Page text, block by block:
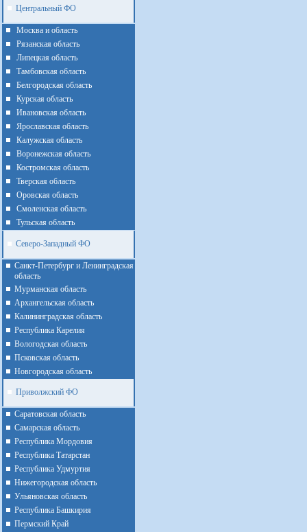
Центральный ФО
Москва и область
Рязанская область
Липецкая область
Тамбовская область
Белгородская область
Курская область
Ивановская область
Ярославская область
Калужская область
Воронежская область
Костромская область
Тверская область
Оровская область
Смоленская область
Тульская область
Северо-Западный ФО
Санкт-Петербург и Ленинградская
область
Мурманская область
Архангельская область
Калининградская область
Республика Карелия
Вологодская область
Псковская область
Новгородская область
Приволжский ФО
Cаратовская область
Cамарская область
Республика Мордовия
Республика Татарстан
Республика Удмуртия
Нижегородская область
Ульяновская область
Республика Башкирия
Пермский Край